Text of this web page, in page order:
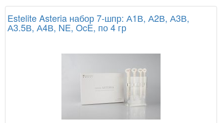
Estelite Asteria набор 7-шпр: А1В, А2В, А3В,
А3.5В, А4В, NE, OcE, по 4 гр